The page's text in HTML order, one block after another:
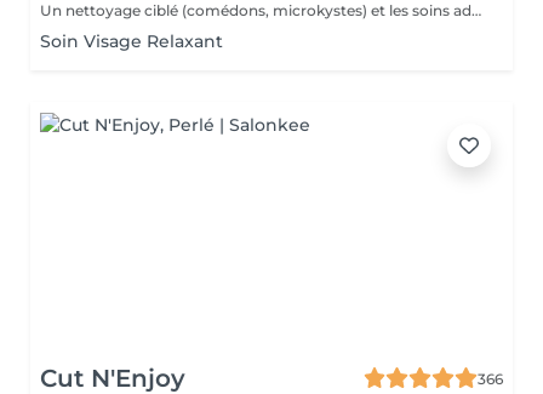
Un nettoyage ciblé (comédons, microkystes) et les soins adaptés avant et après le nettoyage.
Soin Visage Relaxant
Cut N'Enjoy
366